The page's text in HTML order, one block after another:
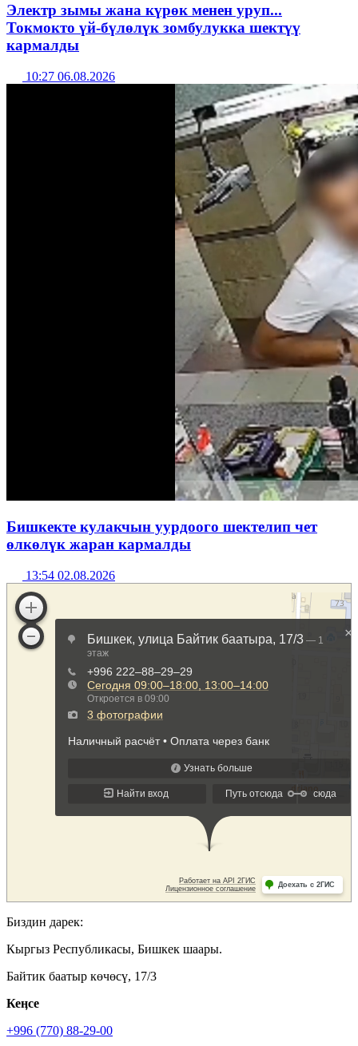
Электр зымы жана күрөк менен уруп...
Токмокто үй-бүлөлүк зомбулукка шектүү
кармалды
10:27 06.08.2026
Бишкекте кулакчын уурдоого шектелип чет
өлкөлүк жаран кармалды
13:54 02.08.2026
Биздин дарек:
Кыргыз Республикасы, Бишкек шаары.
Байтик баатыр көчөсү, 17/3
Кеӊсе
+996 (770) 88-29-00